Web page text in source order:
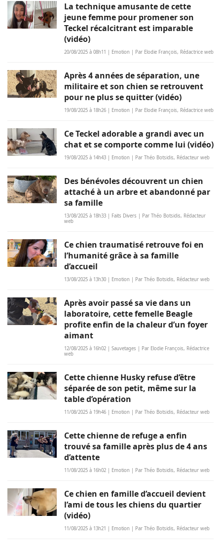
La technique amusante de cette
jeune femme pour promener son
Teckel récalcitrant est imparable
(vidéo)
20/08/2025 à 08h11 | Emotion | Par Elodie François, Rédactrice web
Après 4 années de séparation, une
militaire et son chien se retrouvent
pour ne plus se quitter (vidéo)
19/08/2025 à 18h26 | Emotion | Par Elodie François, Rédactrice web
Ce Teckel adorable a grandi avec un
chat et se comporte comme lui (vidéo)
19/08/2025 à 14h43 | Emotion | Par Théo Botsidis, Rédacteur web
Des bénévoles découvrent un chien
attaché à un arbre et abandonné par
sa famille
13/08/2025 à 18h33 | Faits Divers | Par Théo Botsidis, Rédacteur
web
Ce chien traumatisé retrouve foi en
l’humanité grâce à sa famille
d’accueil
13/08/2025 à 13h30 | Emotion | Par Théo Botsidis, Rédacteur web
Après avoir passé sa vie dans un
laboratoire, cette femelle Beagle
profite enfin de la chaleur d’un foyer
aimant
12/08/2025 à 16h02 | Sauvetages | Par Elodie François, Rédactrice
web
Cette chienne Husky refuse d’être
séparée de son petit, même sur la
table d’opération
11/08/2025 à 19h46 | Emotion | Par Théo Botsidis, Rédacteur web
Cette chienne de refuge a enfin
trouvé sa famille après plus de 4 ans
d’attente
11/08/2025 à 16h02 | Emotion | Par Théo Botsidis, Rédacteur web
Ce chien en famille d’accueil devient
l’ami de tous les chiens du quartier
(vidéo)
11/08/2025 à 13h21 | Emotion | Par Théo Botsidis, Rédacteur web